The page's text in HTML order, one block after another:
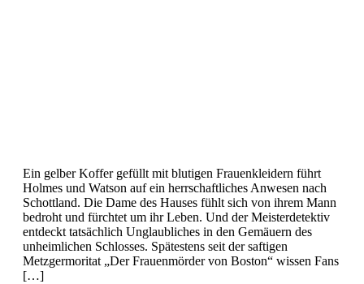
Ein gelber Koffer gefüllt mit blutigen Frauenkleidern führt
Holmes und Watson auf ein herrschaftliches Anwesen nach
Schottland. Die Dame des Hauses fühlt sich von ihrem Mann
bedroht und fürchtet um ihr Leben. Und der Meisterdetektiv
entdeckt tatsächlich Unglaubliches in den Gemäuern des
unheimlichen Schlosses. Spätestens seit der saftigen
Metzgermoritat „Der Frauenmörder von Boston“ wissen Fans
[…]